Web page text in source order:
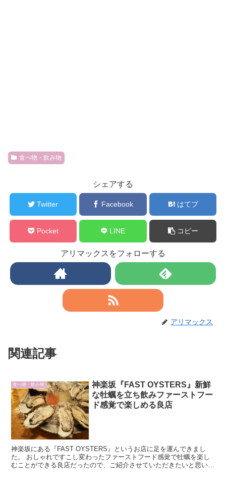
食べ物・飲み物
シェアする
Twitter Facebook はてブ
Pocket LINE コピー
アリマックスをフォローする
アリマックス
関連記事
食べ物・飲み物
神楽坂『FAST OYSTERS』新鮮
な牡蠣を立ち飲みファーストフー
ド感覚で楽しめる良店
神楽坂にある『FAST OYSTERS』というお店に足を運んできまし
た。 おしゃれですこし変わったファーストフード感覚で牡蠣を楽し
むことができる良店だったので、ご紹介させていただきたいと思いま